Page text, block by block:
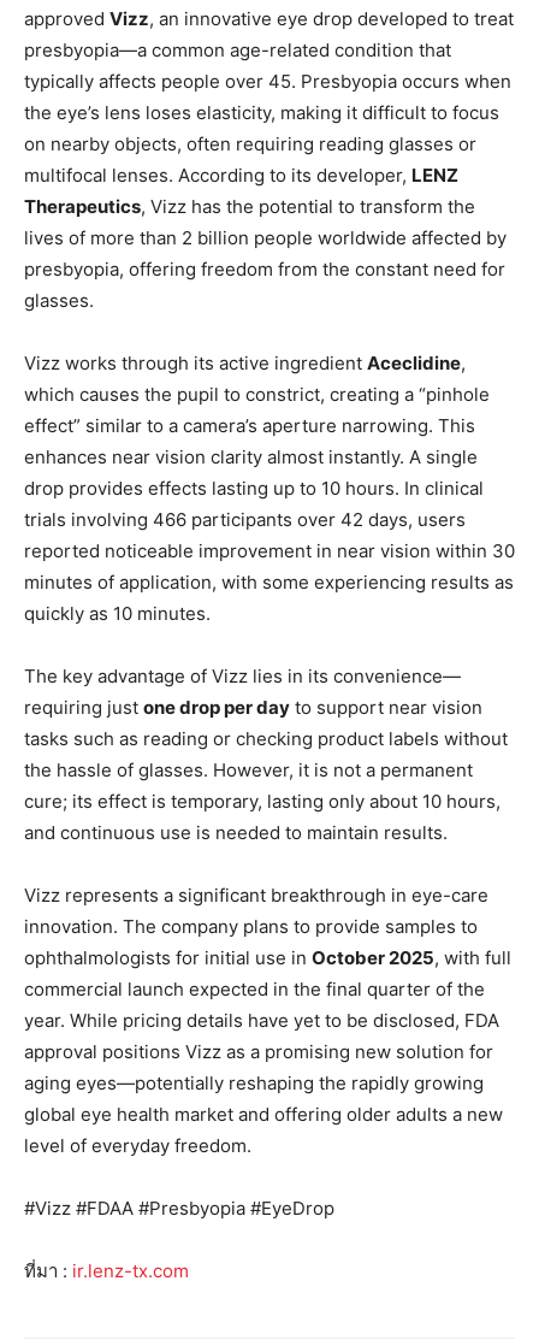
approved Vizz, an innovative eye drop developed to treat
presbyopia—a common age-related condition that
typically affects people over 45. Presbyopia occurs when
the eye’s lens loses elasticity, making it difficult to focus
on nearby objects, often requiring reading glasses or
multifocal lenses. According to its developer, LENZ
Therapeutics, Vizz has the potential to transform the
lives of more than 2 billion people worldwide affected by
presbyopia, offering freedom from the constant need for
glasses.
Vizz works through its active ingredient Aceclidine,
which causes the pupil to constrict, creating a “pinhole
effect” similar to a camera’s aperture narrowing. This
enhances near vision clarity almost instantly. A single
drop provides effects lasting up to 10 hours. In clinical
trials involving 466 participants over 42 days, users
reported noticeable improvement in near vision within 30
minutes of application, with some experiencing results as
quickly as 10 minutes.
The key advantage of Vizz lies in its convenience—
requiring just one drop per day to support near vision
tasks such as reading or checking product labels without
the hassle of glasses. However, it is not a permanent
cure; its effect is temporary, lasting only about 10 hours,
and continuous use is needed to maintain results.
Vizz represents a significant breakthrough in eye-care
innovation. The company plans to provide samples to
ophthalmologists for initial use in October 2025, with full
commercial launch expected in the final quarter of the
year. While pricing details have yet to be disclosed, FDA
approval positions Vizz as a promising new solution for
aging eyes—potentially reshaping the rapidly growing
global eye health market and offering older adults a new
level of everyday freedom.
#Vizz #FDAA #Presbyopia #EyeDrop
ที่มา : ir.lenz-tx.com